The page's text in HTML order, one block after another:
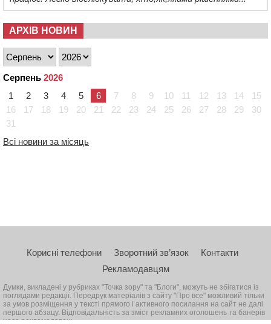
АРХІВ НОВИН
Серпень 2026
1
2 3 4 5 6 7 8 9 10 11 12 13 14
15
16
17 18 19 20 21 22 23 24 25 26 27 28 29
30
31
Всі новини за місяць
Корисні телефони Зворотний зв’язок
Контакти
Рекламодавцям
Думки, викладені у рубриках "Точка зору" та "Блоги", можуть не збігатися із
поглядами редакції. Передрук матеріалів з сайту "Про все" можливий тільки
за умов розміщення у тексті прямого і активного посилання на сайт не далі
першого абзацу. Відповідальність за зміст рекламних оголошень та банерів
несе рекламодавець